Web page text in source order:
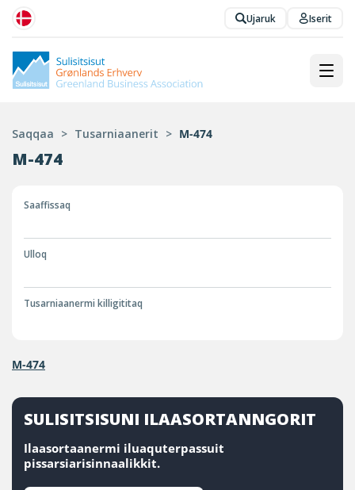
Ujaruk Iserit
Saqqaa > Tusarniaanerit > M-474
M-474
Saaffissaq
Ulloq
Tusarniaanermi killigititaq
M-474
SULISITSISUNI ILAASORTANNGORIT
Ilaasortaanermi iluaquterpassuit
pissarsiarisinnaalikkit.